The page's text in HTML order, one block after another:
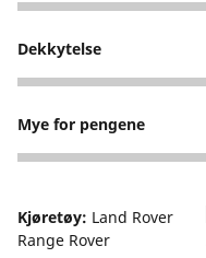
5
Dekkytelse
5
Mye for pengene
5
Kjøretøy: Land Rover
Range Rover